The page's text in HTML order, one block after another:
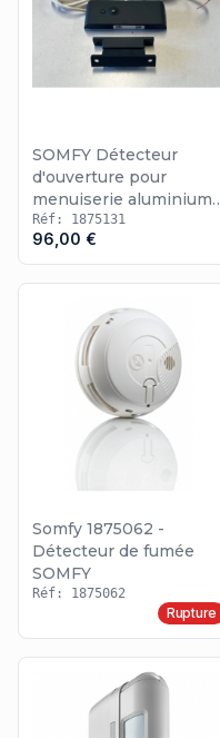
SOMFY Détecteur
d'ouverture pour
menuiserie aluminium /
gris
Réf: 1875131
96,00 €
Somfy 1875062 -
Détecteur de fumée
SOMFY
Réf: 1875062
Rupture